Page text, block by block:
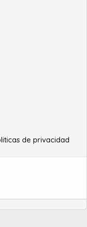
de privacidad